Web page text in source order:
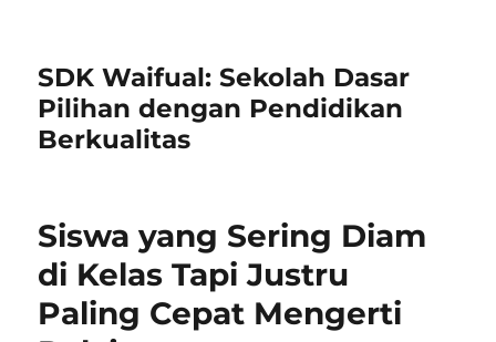
SDK Waifual: Sekolah Dasar
Pilihan dengan Pendidikan
Berkualitas
Siswa yang Sering Diam
di Kelas Tapi Justru
Paling Cepat Mengerti